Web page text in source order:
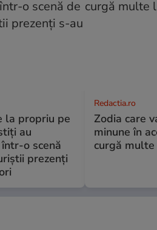
la propriu pe
au
o scenă
prezenți
Redactia.ro
Zodia care
minune în
curgă